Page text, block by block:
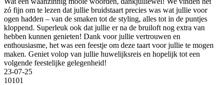
zó fijn om te lezen dat jullie bruidstaart precies was wat jullie voor
ogen hadden – van de smaken tot de styling, alles tot in de puntjes
kloppend. Superleuk ook dat jullie er na de bruiloft nog extra van
hebben kunnen genieten! Dank voor jullie vertrouwen en
enthousiasme, het was een feestje om deze taart voor jullie te mogen
maken. Geniet volop van jullie huwelijksreis en hopelijk tot een
volgende feestelijke gelegenheid!
23-07-25
10101